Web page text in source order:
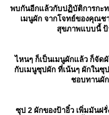
พบกันอีกแล้วกับปฏิบัติการกะ
เมนูผัก จากโจทย์ของคุณช
สุขภาพแบบนี้ ป้
ไหนๆ ก็เป็นเมนูผักแล้ว ก็จัด
กับเมนูซุปผัก ที่เน้นๆ ผักใน
ชอบทานผั
ซุป 2 ผักของป้าอิ๋ว เพิ่มมันฝ